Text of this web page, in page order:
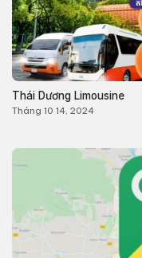
Thái Dương Limousine
Tháng 10 14, 2024